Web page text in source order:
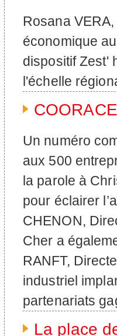
Rosana
économique
dispositif Zest'
l'échelle
Un numéro
aux 500
la parole à
pour éclairer
CHENON,
Cher a
RANFT,
industriel
partenariats
La place